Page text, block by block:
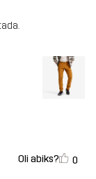
Oli abiks? 0